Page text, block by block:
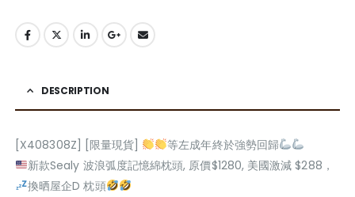
DESCRIPTION
[X408308Z] [限量現貨]
等左成年終於強勢回歸
新款Sealy 波浪弧度記憶綿枕頭, 原價$1280, 美國激減 $288，
換晒屋企D 枕頭